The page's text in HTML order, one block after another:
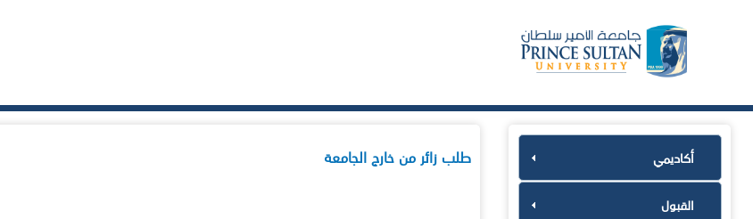
أكاديمي
القبول
طلب زائر من خارج الجامعة